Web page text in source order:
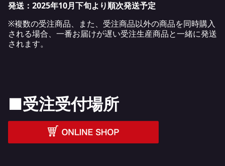
発送：2025年10月下旬より順次発送予定
※複数の受注商品、また、受注商品以外の商品を同時購入
される場合、一番お届けが遅い受注生産商品と一緒に発送
されます。
■受注受付場所